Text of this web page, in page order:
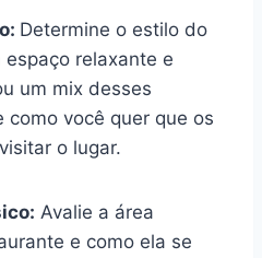
Determine o estilo do
relaxante e
um mix desses
como você quer que os
o lugar.
Avalie a área
e como ela se